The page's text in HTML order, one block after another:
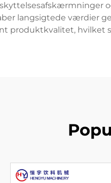
langsigtede værdier
produktkvalitet,